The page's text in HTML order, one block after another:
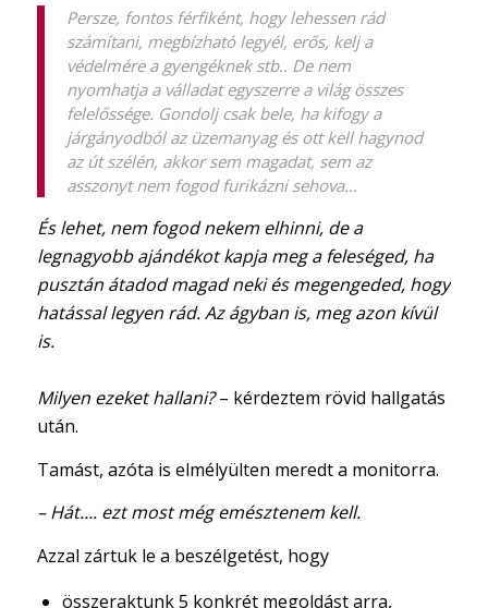
Persze, fontos férfiként, hogy lehessen rád
számítani, megbízható legyél, erős, kelj a
védelmére a gyengéknek stb.. De nem
nyomhatja a válladat egyszerre a világ összes
felelőssége. Gondolj csak bele, ha kifogy a
járgányodból az üzemanyag és ott kell hagynod
az út szélén, akkor sem magadat, sem az
asszonyt nem fogod furikázni sehova…
És lehet, nem fogod nekem elhinni, de a
legnagyobb ajándékot kapja meg a feleséged, ha
pusztán átadod magad neki és megengeded, hogy
hatással legyen rád. Az ágyban is, meg azon kívül
is.
Milyen ezeket hallani?– kérdeztem rövid hallgatás
után.
Tamást, azóta is elmélyülten meredt a monitorra.
– Hát…. ezt most még emésztenem kell.
Azzal zártuk le a beszélgetést, hogy
összeraktunk 5 konkrét megoldást arra,